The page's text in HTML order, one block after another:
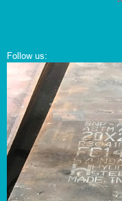
Follow us: